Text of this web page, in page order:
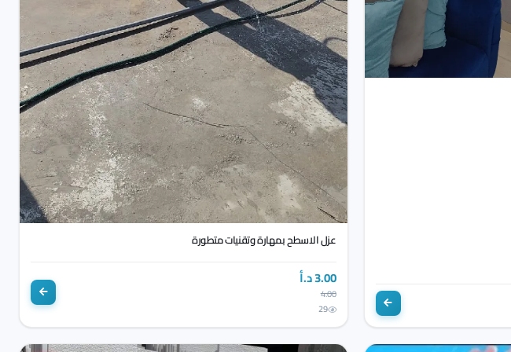
عزل الاسطح بمهارة وتقنيات متطورة
3.00 د.أ
4.00
29